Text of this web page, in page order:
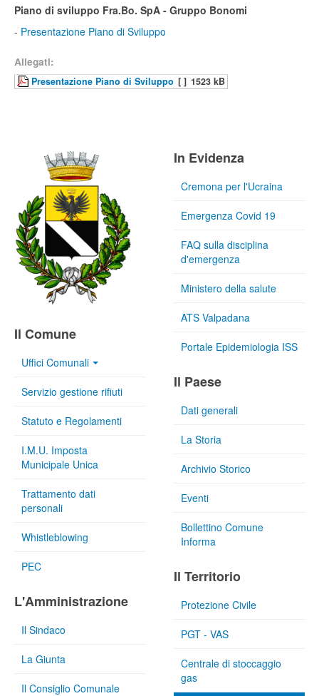
Piano di sviluppo Fra.Bo. SpA - Gruppo Bonomi
- Presentazione Piano di Sviluppo
Allegati:
Presentazione Piano di Sviluppo [ ] 1523 kB
Il Comune
Uffici Comunali
Servizio gestione rifiuti
Statuto e Regolamenti
I.M.U. Imposta
Municipale Unica
Trattamento dati
personali
Whistleblowing
PEC
L'Amministrazione
Il Sindaco
La Giunta
Il Consiglio Comunale
In Evidenza
Cremona per l'Ucraina
Emergenza Covid 19
FAQ sulla disciplina
d'emergenza
Ministero della salute
ATS Valpadana
Portale Epidemiologia ISS
Il Paese
Dati generali
La Storia
Archivio Storico
Eventi
Bollettino Comune
Informa
Il Territorio
Protezione Civile
PGT - VAS
Centrale di stoccaggio
gas